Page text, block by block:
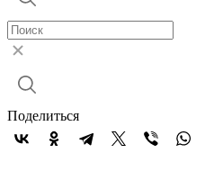
Поделиться